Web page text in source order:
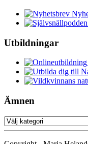
Utbildningar
Ämnen
Ämnen